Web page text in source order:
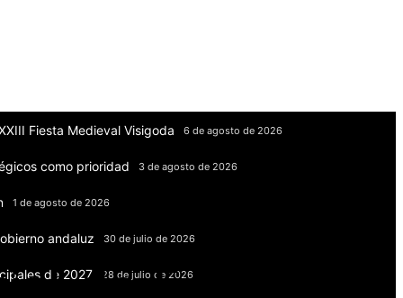
Fiesta Medieval Visigoda 6 de agosto de 2026
como prioridad 3 de agosto de 2026
1 de agosto de 2026
andaluz 30 de julio de 2026
de 2027 28 de julio de 2026